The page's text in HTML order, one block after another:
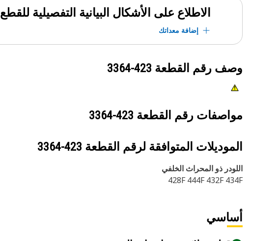
الاطلاع على الأشكال البيانية التفصيلية للقطع
إضافة معداتك
وصف رقم القطعة 423-3364
مواصفات رقم القطعة 423-3364
الموديلات المتوافقة لرقم القطعة 423-3364
اللودر ذو المحراث الخلفي
428F 444F 432F 434F
أساسي